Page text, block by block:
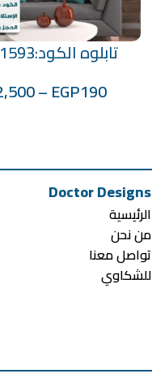
تحديد أحد الخيارات
تابلوه الكود:100701593
EGP190
–
Doctor Designs
الرئيسية
من نحن
تواصل معنا
للشكاوي